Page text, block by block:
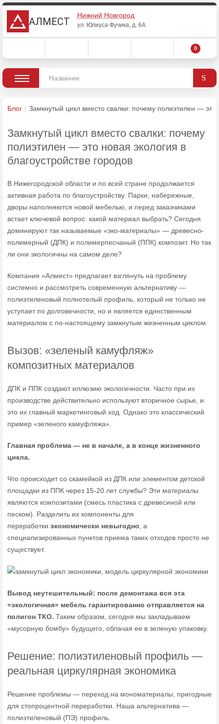
АЛМЕСТ
Нижний Новгород
ул. Юлиуса Фучика, д. 6А
0
Блог Замкнутый цикл вместо свалки: почему полиэтилен — это
Замкнутый цикл вместо свалки: почему
полиэтилен — это новая экология в
благоустройстве городов
В Нижегородской области и по всей стране продолжается
активная работа по благоустройству. Парки, набережные,
дворы наполняются новой мебелью, и перед заказчиками
встает ключевой вопрос: какой материал выбрать? Сегодня
доминируют так называемые «эко-материалы» — древесно-
полимерный (ДПК) и полимерпесчаный (ППК) композит. Но так
ли они экологичны на самом деле?
Компания «Алмест» предлагает взглянуть на проблему
системно и рассмотреть современную альтернативу —
полиэтиленовый полнотелый профиль, который не только не
уступает по долговечности, но и является единственным
материалом с по-настоящему замкнутым жизненным циклом.
Вызов: «зеленый камуфляж»
композитных материалов
ДПК и ППК создают иллюзию экологичности. Часто при их
производстве действительно используют вторичное сырье, и
это их главный маркетинговый ход. Однако это классический
пример «зеленого камуфляжа».
Главная проблема — не в начале, а в конце жизненного
цикла.
Что происходит со скамейкой из ДПК или элементом детской
площадки из ППК через 15-20 лет службы? Эти материалы
являются композитами (смесь пластика с древесиной или
песком). Разделить их компоненты для
переработки экономически невыгодно , а
специализированных пунктов приема таких отходов просто не
существует.
Вывод неутешительный: после демонтажа вся эта
«экологичная» мебель гарантированно отправляется на
полигон ТКО. Таким образом, сегодня мы закладываем
«мусорную бомбу» будущего, облачая ее в зеленую упаковку.
Решение: полиэтиленовый профиль —
реальная циркулярная экономика
Решение проблемы — переход на мономатериалы, пригодные
для стопроцентной переработки. Наша альтернатива —
полиэтиленовый (ПЭ) профиль.